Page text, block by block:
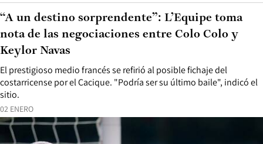
02 ENERO
El prestigioso medio francés se refirió al posible fichaje del
costarricense por el Cacique. "Podría ser su último baile", indicó el
sitio.
“A un destino sorprendente”: L’Equipe toma
nota de las negociaciones entre Colo Colo y
Keylor Navas